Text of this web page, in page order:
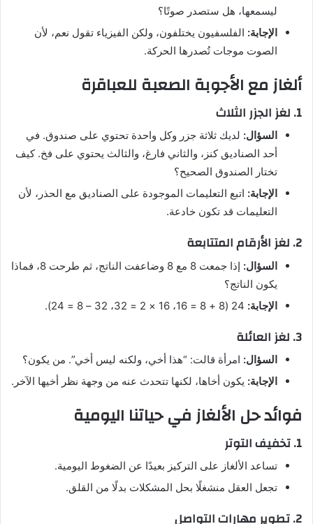
ليسمعها، هل ستصدر صوتًا؟
الإجابة: الفلسفيون يختلفون، ولكن الفيزياء تقول نعم، لأن
الصوت موجات تُصدرها الحركة.
ألغاز مع الأجوبة الصعبة للعباقرة
1. لغز الجزر الثلاث
السؤال: لديك ثلاثة جزر وكل واحدة تحتوي على صندوق. في
أحد الصناديق كنز، والثاني فارغ، والثالث يحتوي على فخ. كيف
تختار الصندوق الصحيح؟
الإجابة: اتبع التعليمات الموجودة على الصناديق مع الحذر، لأن
التعليمات قد تكون خادعة.
2. لغز الأرقام المتتابعة
السؤال:
إذا جمعت 8 مع 8 وضاعفت الناتج، ثم طرحت 8، فماذا
يكون الناتج؟
الإجابة:
3. لغز العائلة
السؤال: امرأة قالت: “هذا أخي، ولكنه ليس أخي”. من يكون؟
الإجابة: يكون أخاها، لكنها تتحدث عنه من وجهة نظر أخيها الآخر.
فوائد حل الألغاز في حياتنا اليومية
1. تخفيف التوتر
تساعد الألغاز على التركيز بعيدًا عن الضغوط اليومية.
تجعل العقل منشغلًا بحل المشكلات بدلًا من القلق.
2. تطوير مهارات التواصل